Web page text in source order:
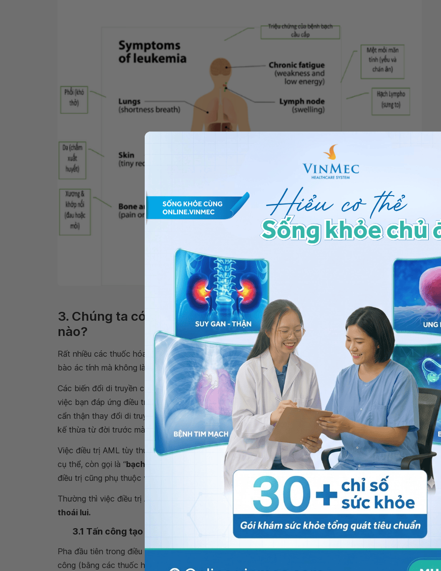
Một số triệu chứng của bạch cầu cấp dòng tủy
3. Chúng ta có thể điều trị bạch cầu cấp dòng tủy như thế
nào?
Rất nhiều các thuốc hóa chất có hiệu quả chống lại AML. Mục tiêu của điều trị là tiêu diệt các tế
bào ác tính mà không là tổn thương các tế bào tủy xương lành còn lại.
Các biến đổi di truyền của các tế bào tủy xương bất thường rất thay đổi, điều này ảnh hưởng đến
việc bạn đáp ứng điều trị thế nào. Việc điều trị của bạn có thể phải điều chỉnh dựa vào phân tích
cẩn thận thay đổi di truyền của bạn. Nói chung những thay đổi di truyền này không được cho là do
kế thừa từ đời trước mà là do phát triển tình cờ.
Việc điều trị AML tùy thuộc vào phân nhóm đặc hiệu của AML. Ví dụ, những người bị một thể AML
cụ thể, còn gọi là “bạch cầu cấp tiền tủy bào ”, có thể được điều trị bằng các thuốc khác. Việc
điều trị cũng phụ thuộc vào tuổi của bạn và các bệnh lý đang có đi kèm khác.
Thường thì việc điều trị AML được chia thành 2 pha: tấn công tạo sự thoái luivàđiều trị sau
thoái lui.
3.1 Tấn công tạo sự thoái lui trong bạch cầu cấp dòng tủy
Pha đầu tiên trong điều trị được gọi làtấn công tạo sự thoái luihoặc điều trị tấn công. Điều trị tấn
công (bằng các thuốc hóa chất) được đưa ra với mục tiêu làm giảm số lượng tế bào bạch cầu bệnh